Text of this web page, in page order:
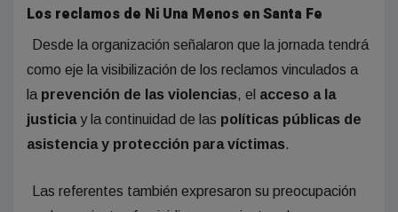
Los reclamos de Ni Una Menos en Santa Fe
Desde la organización señalaron que la jornada tendrá
como eje la visibilización de los reclamos vinculados a
la prevención de las violencias, el acceso a la
justiciay la continuidad de las políticas públicas de
asistencia y protección para víctimas.
Las referentes también expresaron su preocupación